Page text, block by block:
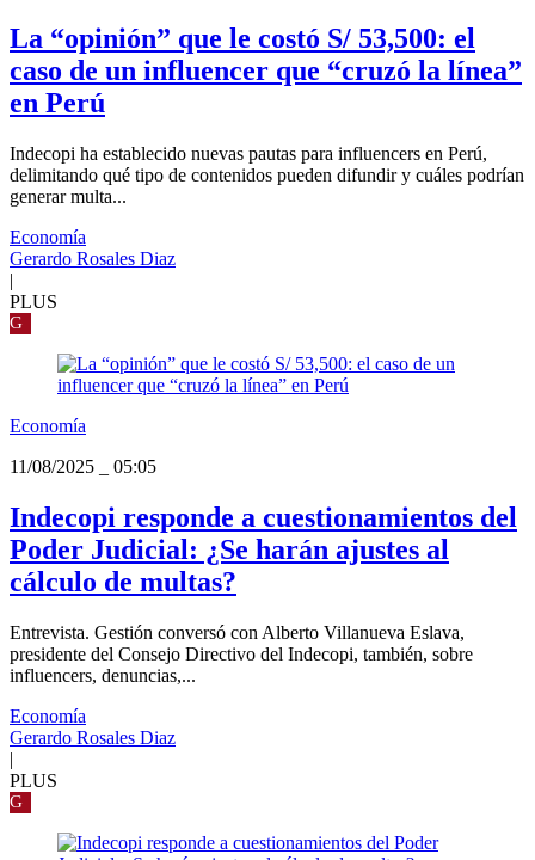
La “opinión” que le costó S/ 53,500: el
caso de un influencer que “cruzó la línea”
en Perú
Indecopi ha establecido nuevas pautas para influencers en Perú,
delimitando qué tipo de contenidos pueden difundir y cuáles podrían
generar multa...
Economía
Gerardo Rosales Diaz
|
PLUS
G
Economía
11/08/2025
05:05
Indecopi responde a cuestionamientos del
Poder Judicial: ¿Se harán ajustes al
cálculo de multas?
Entrevista. Gestión conversó con Alberto Villanueva Eslava,
presidente del Consejo Directivo del Indecopi, también, sobre
influencers, denuncias,...
Economía
Gerardo Rosales Diaz
|
PLUS
G